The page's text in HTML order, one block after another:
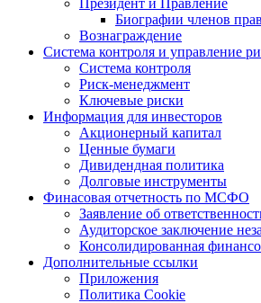
Биографии членов
Вознаграждение
Система контроля и управление
Система контроля
Риск-менеджмент
Ключевые риски
Информация для инвесторов
Акционерный капитал
Ценные бумаги
Дивидендная политика
Долговые инструменты
Финасовая отчетность по МСФО
Заявление об
Аудиторское заключение
Консолидированная
Дополнительные ссылки
Приложения
Политика Cookie